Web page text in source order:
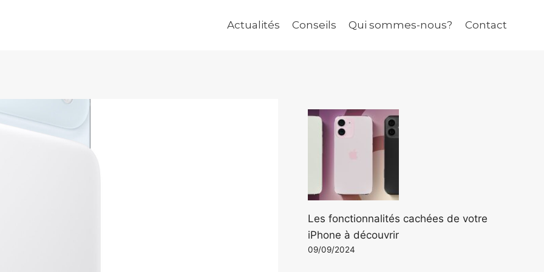
Actualités Conseils Qui sommes-nous? Contact
Les fonctionnalités cachées de votre
iPhone à découvrir
09/09/2024